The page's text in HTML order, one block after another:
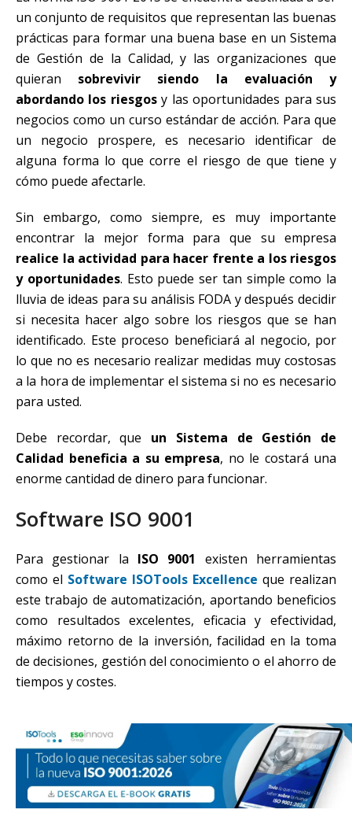
un conjunto de requisitos que representan las buenas
prácticas para formar una buena base en un Sistema
de Gestión de la Calidad, y las organizaciones que
quieran sobrevivir siendo la evaluación y
abordando los riesgosy las oportunidades para sus
negocios como un curso estándar de acción. Para que
un negocio prospere, es necesario identificar de
alguna forma lo que corre el riesgo de que tiene y
cómo puede afectarle.
Sin embargo, como siempre, es muy importante
encontrar la mejor forma para que su empresa
realice la actividad para hacer frente a los riesgos
y oportunidades. Esto puede ser tan simple como la
lluvia de ideas para su análisis FODA y después decidir
si necesita hacer algo sobre los riesgos que se han
identificado. Este proceso beneficiará al negocio, por
lo que no es necesario realizar medidas muy costosas
a la hora de implementar el sistema si no es necesario
para usted.
Debe recordar, que un Sistema de Gestión de
Calidad beneficia a su empresa, no le costará una
enorme cantidad de dinero para funcionar.
Software ISO 9001
Para gestionar la ISO 9001
existen herramientas
como el Software ISOTools Excellence que realizan
este trabajo de automatización, aportando beneficios
como resultados excelentes, eficacia y efectividad,
máximo retorno de la inversión, facilidad en la toma
de decisiones, gestión del conocimiento o el ahorro de
tiempos y costes.